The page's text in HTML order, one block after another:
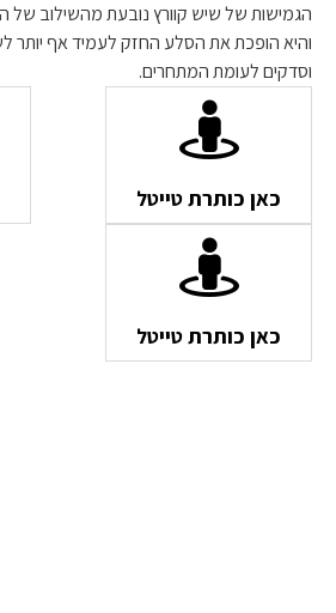
הגמישות של שיש קוורץ נובעת מהשילוב של
והיא הופכת את הסלע החזק לעמיד אף יותר
וסדקים לעומת המתחרים.
כאן כותרת טייטל
כאן כותרת טייטל